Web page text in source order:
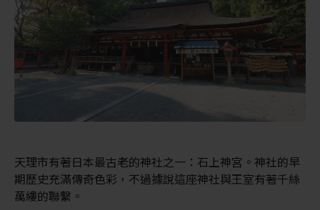
天理市有著日本最古老的神社之一：石上神宮。神社的早
期歷史充滿傳奇色彩，不過據說這座神社與王室有著千絲
萬縷的聯繫。